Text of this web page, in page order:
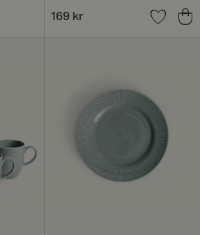
Pris:169 kr
169 kr